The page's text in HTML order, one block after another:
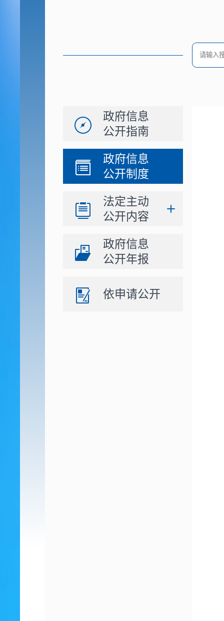
政府信息
公开指南
政府信息
公开制度
法定主动
公开内容
政府信息
公开年报
依申请公开